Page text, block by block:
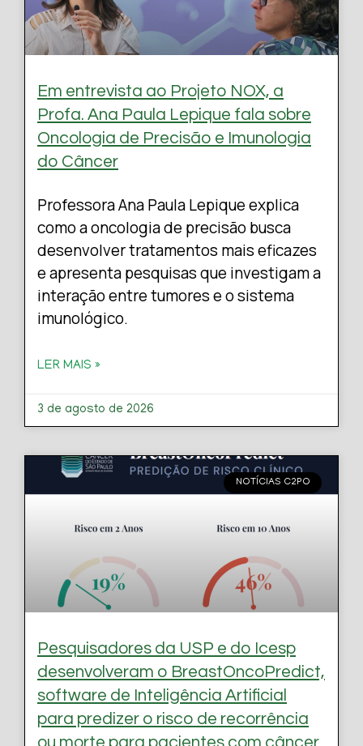
Em entrevista ao Projeto NOX, a
Profa. Ana Paula Lepique fala sobre
Oncologia de Precisão e Imunologia
do Câncer
Professora Ana Paula Lepique explica
como a oncologia de precisão busca
desenvolver tratamentos mais eficazes
e apresenta pesquisas que investigam a
interação entre tumores e o sistema
imunológico.
LER MAIS »
3 de agosto de 2026
NOTÍCIAS C2PO
Pesquisadores da USP e do Icesp
desenvolveram o BreastOncoPredict,
software de Inteligência Artificial
para predizer o risco de recorrência
ou morte para pacientes com câncer